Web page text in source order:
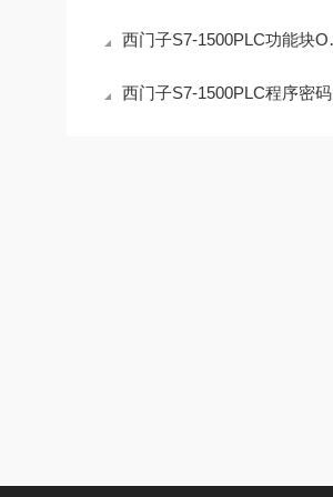
西门子S7-1500PLC功能块OB解密操作的安全指南
西门子S7-1500PLC程序密码解密：技术边界与合法路径的深度解析